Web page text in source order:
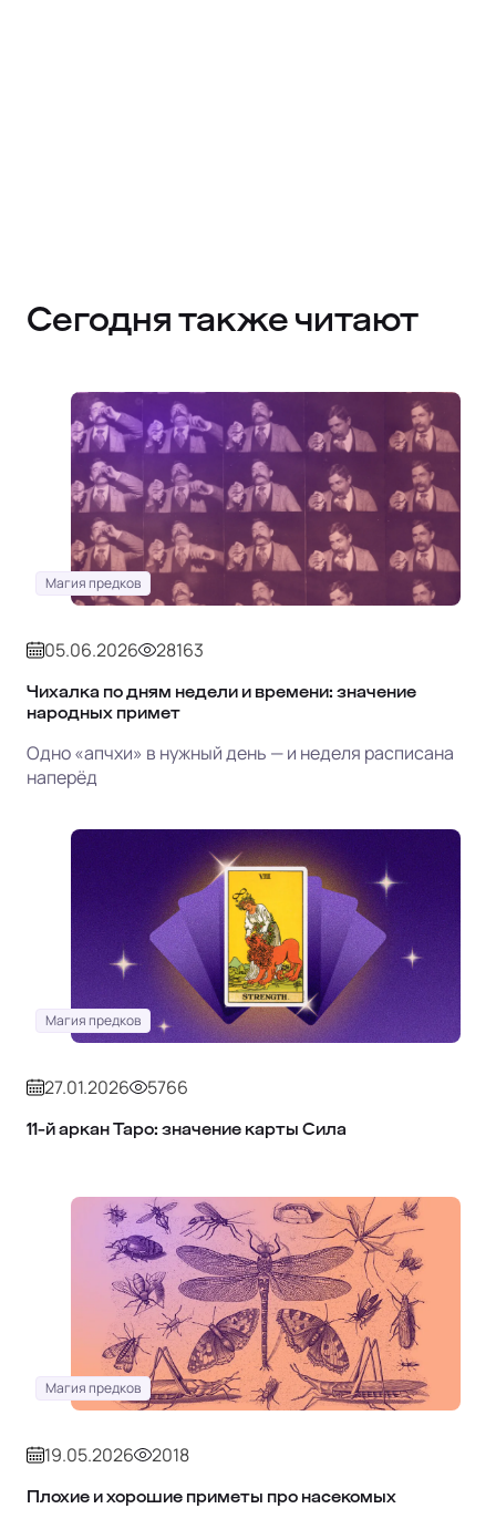
Сегодня также читают
Магия предков
05.06.2026 28163
Чихалка по дням недели и времени: значение
народных примет
Одно «апчхи» в нужный день — и неделя расписана
наперёд
Магия предков
27.01.2026 5766
11‑й аркан Таро: значение карты Сила
Магия предков
19.05.2026 2018
Плохие и хорошие приметы про насекомых